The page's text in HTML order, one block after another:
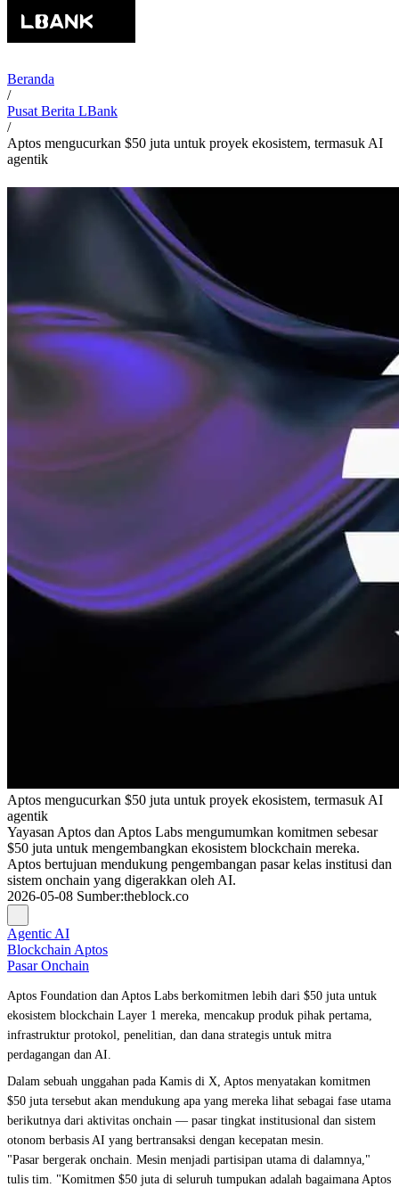
Beranda
/
Pusat Berita LBank
/
Aptos mengucurkan $50 juta untuk proyek ekosistem, termasuk AI
agentik
Aptos mengucurkan $50 juta untuk proyek ekosistem, termasuk AI
agentik
Yayasan Aptos dan Aptos Labs mengumumkan komitmen sebesar
$50 juta untuk mengembangkan ekosistem blockchain mereka.
Aptos bertujuan mendukung pengembangan pasar kelas institusi dan
sistem onchain yang digerakkan oleh AI.
2026-05-08 Sumber:theblock.co
Agentic AI
Blockchain Aptos
Pasar Onchain
Aptos Foundation dan Aptos Labs berkomitmen lebih dari $50 juta untuk
ekosistem blockchain Layer 1 mereka, mencakup produk pihak pertama,
infrastruktur protokol, penelitian, dan dana strategis untuk mitra
perdagangan dan AI.
Dalam sebuah unggahan pada Kamis di X, Aptos menyatakan komitmen
$50 juta tersebut akan mendukung apa yang mereka lihat sebagai fase utama
berikutnya dari aktivitas onchain — pasar tingkat institusional dan sistem
otonom berbasis AI yang bertransaksi dengan kecepatan mesin.
"Pasar bergerak onchain. Mesin menjadi partisipan utama di dalamnya,"
tulis tim. "Komitmen $50 juta di seluruh tumpukan adalah bagaimana Aptos